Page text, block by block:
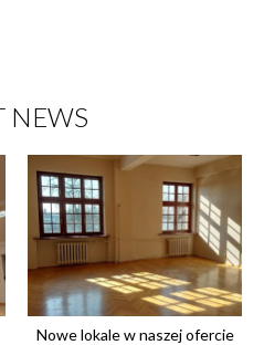
NEWS
Nowe lokale w naszej ofercie